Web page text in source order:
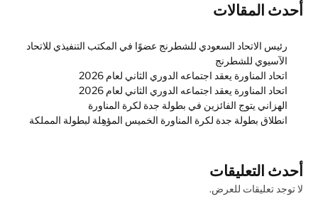
أحدث المقالات
رئيس الاتحاد السعودي للشطرنج عضوًا في المكتب التنفيذي للاتحاد
الآسيوي للشطرنج
اتحاد المناورة يعقد اجتماعه الدوري الثاني لعام 2026
اتحاد المناورة يعقد اجتماعه الدوري الثاني لعام 2026
الهزاني يتوج الفائزين في بطولة جدة لكرة المناورة
انطلاق بطولة جدة لكرة المناورة الخميس المؤهِلة لبطولة المملكة
أحدث التعليقات
لا توجد تعليقات للعرض.